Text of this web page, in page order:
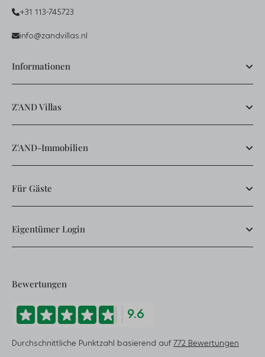
+31 113-745723
info@zandvillas.nl
Informationen
Z'AND Villas
Z'AND-Immobilien
Für Gäste
Eigentümer Login
Bewertungen
9.6
Durchschnittliche Punktzahl basierend auf 772 Bewertungen